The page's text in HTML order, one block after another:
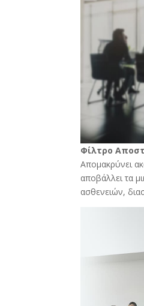
Φίλτρο
Απομακρύνει
αποβάλλει τα
ασθενειών,